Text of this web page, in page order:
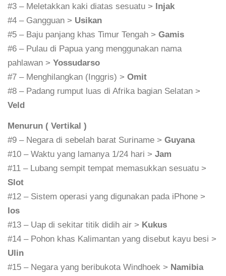
#3 – Meletakkan kaki diatas sesuatu > Injak
#4 – Gangguan > Usikan
#5 – Baju panjang khas Timur Tengah > Gamis
#6 – Pulau di Papua yang menggunakan nama
pahlawan > Yossudarso
#7 – Menghilangkan (Inggris) > Omit
#8 – Padang rumput luas di Afrika bagian Selatan >
Veld
Menurun ( Vertikal )
#9 – Negara di sebelah barat Suriname > Guyana
#10 – Waktu yang lamanya 1/24 hari > Jam
#11 – Lubang sempit tempat memasukkan sesuatu >
Slot
#12 – Sistem operasi yang digunakan pada iPhone >
Ios
#13 – Uap di sekitar titik didih air > Kukus
#14 – Pohon khas Kalimantan yang disebut kayu besi >
Ulin
#15 – Negara yang beribukota Windhoek > Namibia